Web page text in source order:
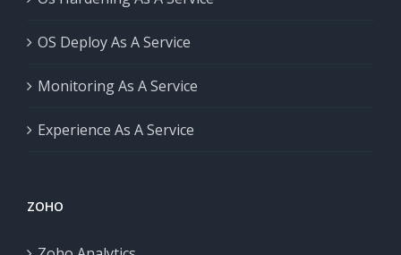
OS Deploy As A Service
Monitoring As A Service
Experience As A Service
ZOHO